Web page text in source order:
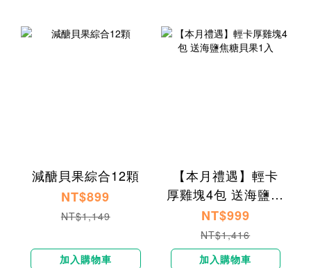
減醣貝果綜合12顆
NT$899
NT$1,149
加入購物車
【本月禮遇】輕卡
厚雞塊4包 送海鹽焦
糖貝果1入
NT$999
NT$1,416
加入購物車